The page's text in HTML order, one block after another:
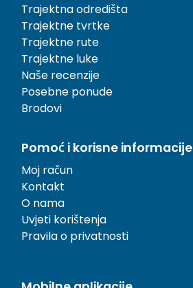
Trajektna odredišta
Trajektne tvrtke
Trajektne rute
Trajektne luke
Naše recenzije
Posebne ponude
Brodovi
Pomoć i korisne informacije
Moj račun
Kontakt
O nama
Uvjeti korištenja
Pravila o privatnosti